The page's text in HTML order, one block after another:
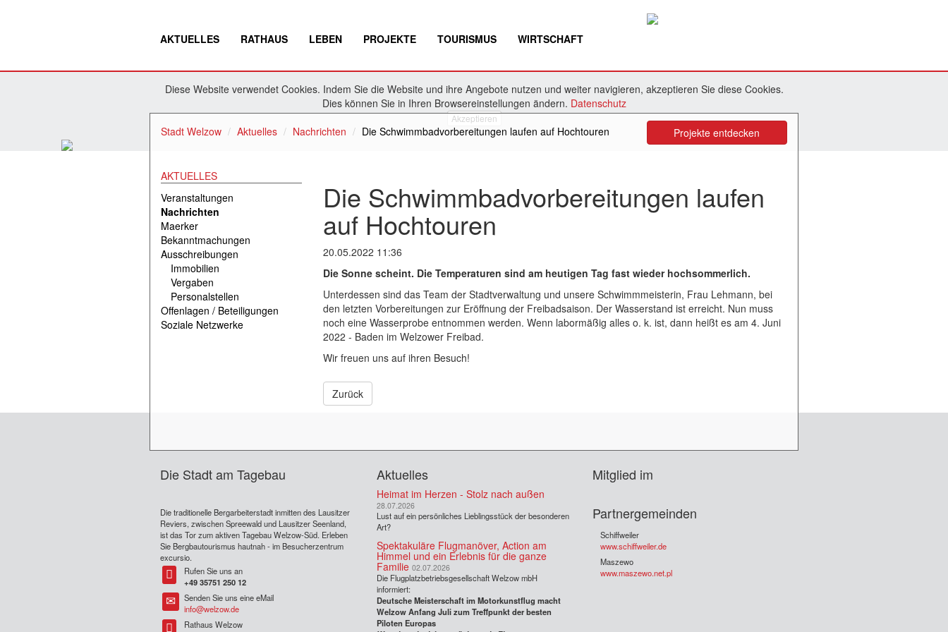
AKTUELLES RATHAUS LEBEN PROJEKTE TOURISMUS WIRTSCHAFT
Diese Website verwendet Cookies. Indem Sie die Website und ihre Angebote nutzen und weiter navigieren, akzeptieren Sie diese Cookies.
Dies können Sie in Ihren Browsereinstellungen ändern. Datenschutz
Akzeptieren
Stadt Welzow Aktuelles Nachrichten Die Schwimmbadvorbereitungen laufen auf Hochtouren Projekte entdecken
AKTUELLES
Veranstaltungen
Nachrichten
Maerker
Bekanntmachungen
Ausschreibungen
Immobilien
Vergaben
Personalstellen
Offenlagen / Beteiligungen
Soziale Netzwerke
Die Schwimmbadvorbereitungen laufen
auf Hochtouren
20.05.2022 11:36
Die Sonne scheint. Die Temperaturen sind am heutigen Tag fast wieder hochsommerlich.
Unterdessen sind das Team der Stadtverwaltung und unsere Schwimmmeisterin, Frau Lehmann, bei
den letzten Vorbereitungen zur Eröffnung der Freibadsaison. Der Wasserstand ist erreicht. Nun muss
noch eine Wasserprobe entnommen werden. Wenn labormäßig alles o. k. ist, dann heißt es am 4. Juni
2022 - Baden im Welzower Freibad.
Wir freuen uns auf ihren Besuch!
Zurück
Die Stadt am Tagebau
Die traditionelle Bergarbeiterstadt inmitten des Lausitzer
Reviers, zwischen Spreewald und Lausitzer Seenland,
ist das Tor zum aktiven Tagebau Welzow-Süd. Erleben
Sie Bergbautourismus hautnah - im Besucherzentrum
excursio.
TelRufen Sie uns an
+49 35751 250 12
TelSenden Sie uns eine eMail
info@welzow.de
TelRathaus Welzow
Aktuelles
Heimat im Herzen - Stolz nach außen
28.07.2026
Lust auf ein persönliches Lieblingsstück der besonderen
Art?
Spektakuläre Flugmanöver, Action am
Himmel und ein Erlebnis für die ganze
Familie 02.07.2026
Die Flugplatzbetriebsgesellschaft Welzow mbH
informiert:
Deutsche Meisterschaft im Motorkunstflug macht
Welzow Anfang Juli zum Treffpunkt der besten
Piloten Europas
Mitglied im
Partnergemeinden
Schiffweiler
www.schiffweiler.de
Maszewo
www.maszewo.net.pl